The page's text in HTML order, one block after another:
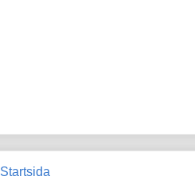
Startsida